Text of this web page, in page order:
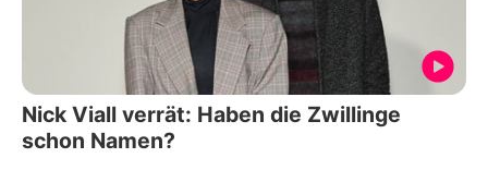
Nick Viall verrät: Haben die Zwillinge
schon Namen?